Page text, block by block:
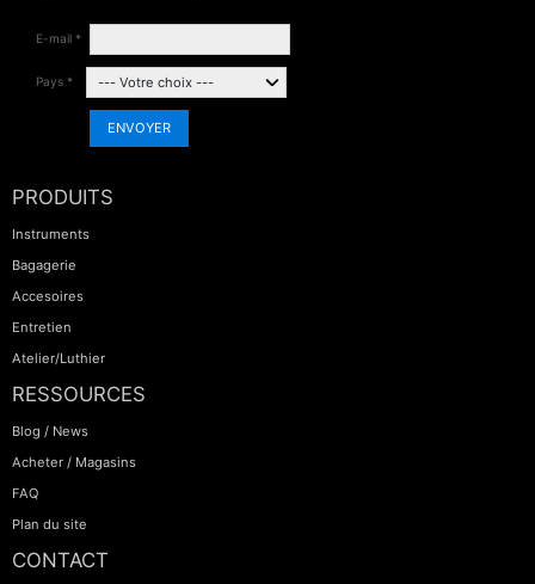
E-mail *
Pays *
ENVOYER
PRODUITS
Instruments
Bagagerie
Accesoires
Entretien
Atelier/Luthier
RESSOURCES
Blog / News
Acheter / Magasins
FAQ
Plan du site
CONTACT